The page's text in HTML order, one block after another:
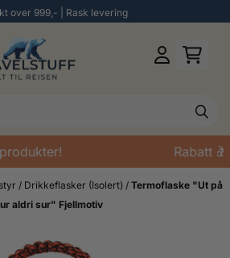
over 999,- | Rask levering
Rabatt
/ Drikkeflasker (Isolert) / Termoflaske "Ut på
aldri sur" Fjellmotiv